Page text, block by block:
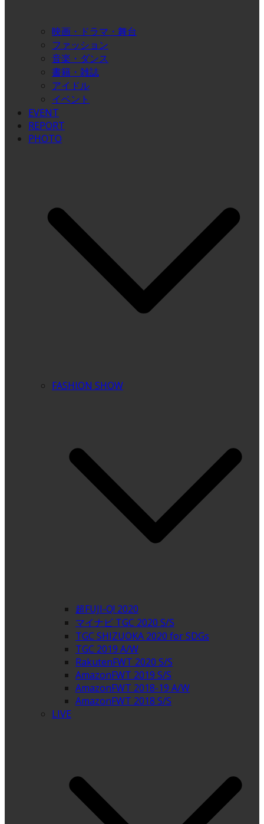
映画・ドラマ・舞台
ファッション
音楽・ダンス
書籍・雑誌
アイドル
イベント
EVENT
REPORT
PHOTO
FASHION SHOW
超FUJI-Q! 2020
マイナビ TGC 2020 S/S
TGC SHIZUOKA 2020 for SDGs
TGC 2019 A/W
RakutenFWT 2020 S/S
AmazonFWT 2019 S/S
AmazonFWT 2018-19 A/W
AmazonFWT 2018 S/S
LIVE